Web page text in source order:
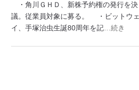
・角川ＧＨＤ、新株予約権の発行を決
議。従業員対象に募る。 ・ビットウェ
イ、手塚治虫生誕80周年を記 …続き